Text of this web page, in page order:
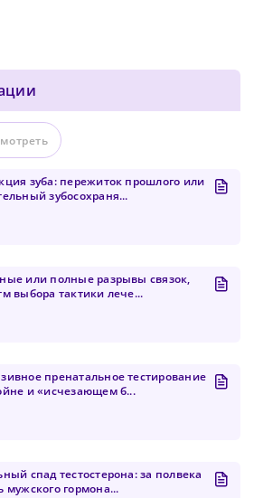
зуба: пережиток прошлого или
зубосохраня...
или полные разрывы связок,
выбора тактики лече...
пренатальное тестирование
и «исчезающем б...
спад тестостерона: за полвека
мужского гормона...